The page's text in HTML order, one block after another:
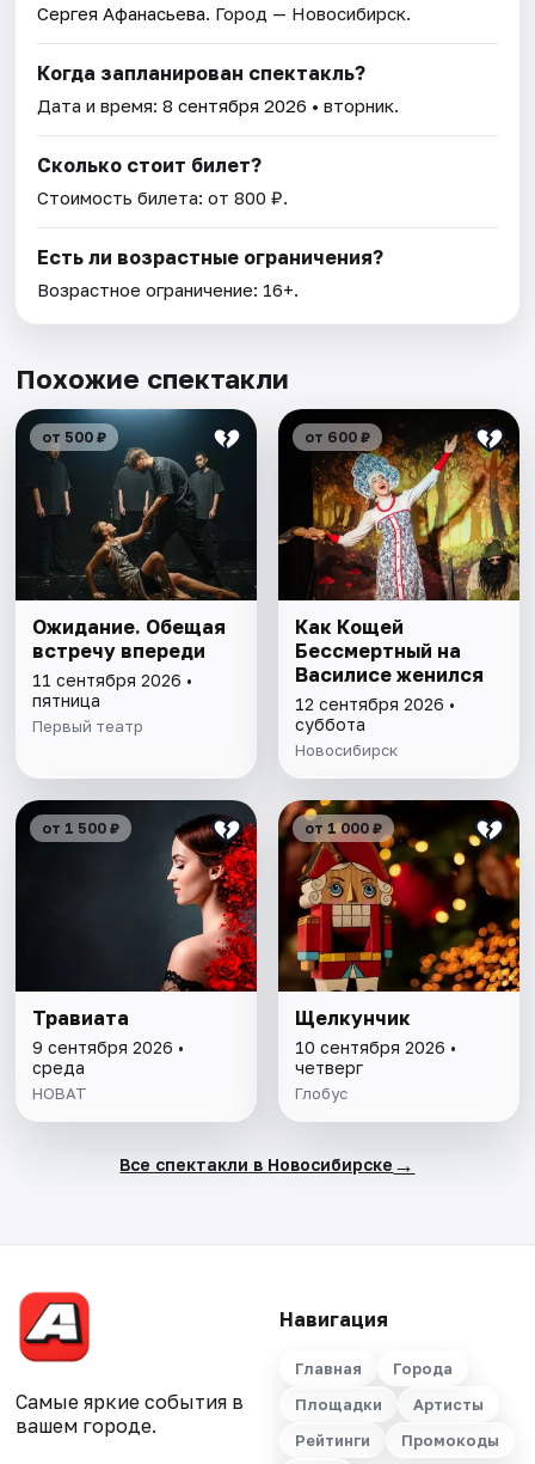
Сергея Афанасьева. Город — Новосибирск.
Когда запланирован спектакль?
Дата и время:8 сентября 2026 • вторник.
Сколько стоит билет?
Стоимость билета: от 800 ₽.
Есть ли возрастные ограничения?
Возрастное ограничение: 16+.
Похожие спектакли
от 500 ₽
Ожидание. Обещая
встречу впереди
11 сентября 2026 •
пятница
Первый театр
от 600 ₽
Как Кощей
Бессмертный на
Василисе женился
12 сентября 2026 •
суббота
Новосибирск
от 1 500 ₽
Травиата
9 сентября 2026 •
среда
НОВАТ
от 1 000 ₽
Щелкунчик
10 сентября 2026 •
четверг
Глобус
Все спектакли в Новосибирске →
Самые яркие события в
вашем городе.
Навигация
Главная
Города
Площадки
Артисты
Рейтинги
Промокоды